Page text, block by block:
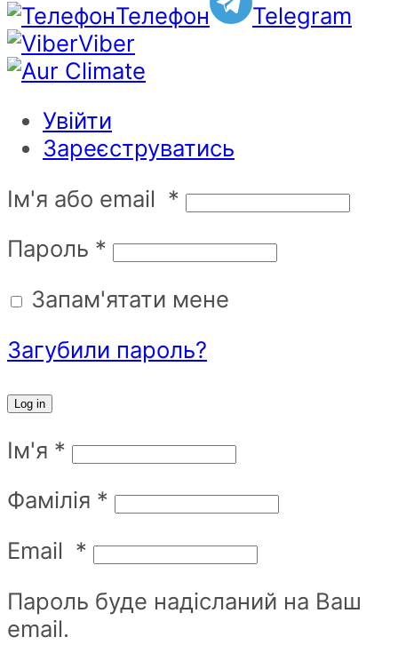
Телефон
Telegram
Viber
Увійти
Зареєструватись
Ім'я або email *
Пароль *
Запам'ятати мене
Загубили пароль?
Log in
Ім'я *
Фамілія *
Email *
Пароль буде надісланий на Ваш
email.